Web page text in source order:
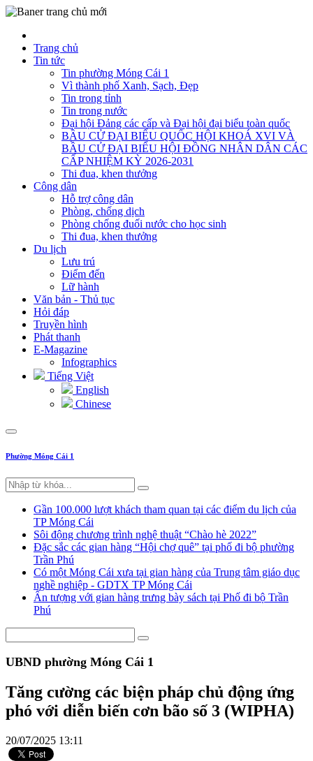
Trang chủ
Tin tức
Tin phường Móng Cái 1
Vì thành phố Xanh, Sạch, Đẹp
Tin trong tỉnh
Tin trong nước
Đại hội Đảng các cấp và Đại hội đại biểu toàn quốc
BẦU CỬ ĐẠI BIỂU QUỐC HỘI KHOÁ XVI VÀ
BẦU CỬ ĐẠI BIỂU HỘI ĐỒNG NHÂN DÂN CÁC
CẤP NHIỆM KỲ 2026-2031
Thi đua, khen thưởng
Công dân
Hỗ trợ công dân
Phòng, chống dịch
Phòng chống đuối nước cho học sinh
Thi đua, khen thưởng
Du lịch
Lưu trú
Điểm đến
Lữ hành
Văn bản - Thủ tục
Hỏi đáp
Truyền hình
Phát thanh
E-Magazine
Infographics
Tiếng Việt
English
Chinese
Phường Móng Cái 1
Gần 100.000 lượt khách tham quan tại các điểm du lịch của
TP Móng Cái
Sôi động chương trình nghệ thuật “Chào hè 2022”
Đặc sắc các gian hàng “Hội chợ quê” tại phố đi bộ phường
Trần Phú
Có một Móng Cái xưa tại gian hàng của Trung tâm giáo dục
nghề nghiệp - GDTX TP Móng Cái
Ấn tượng với gian hàng trưng bày sách tại Phố đi bộ Trần
Phú
UBND phường Móng Cái 1
Tăng cường các biện pháp chủ động ứng
phó với diễn biến cơn bão số 3 (WIPHA)
20/07/2025 13:11